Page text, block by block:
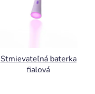
Stmievateľná baterka
fialová